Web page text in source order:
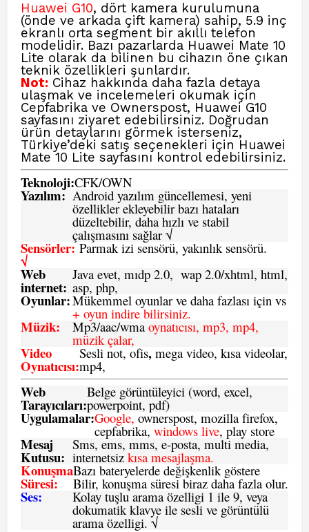
Huawei G10, dört kamera kurulumuna
(önde ve arkada çift kamera) sahip, 5.9 inç
ekranlı orta segment bir akıllı telefon
modelidir. Bazı pazarlarda Huawei Mate 10
Lite olarak da bilinen bu cihazın öne çıkan
teknik özellikleri şunlardır.
Not: Cihaz hakkında daha fazla detaya
ulaşmak ve incelemeleri okumak için
Cepfabrika ve Ownerspost, Huawei G10
sayfasını ziyaret edebilirsiniz. Doğrudan
ürün detaylarını görmek isterseniz,
Türkiye’deki satış seçenekleri için Huawei
Mate 10 Lite sayfasını kontrol edebilirsiniz.
Teknoloji:CFK/OWN
Yazılım: Android yazılım güncellemesi, yeni
özellikler ekleyebilir bazı hataları
düzeltebilir, daha hızlı ve stabil
çalışmasını sağlar √
Sensörler:
√
Parmak izi sensörü, yakınlık sensörü.
Web
internet:
Java evet, mıdp 2.0, wap 2.0/xhtml, html,
asp, php,
Oyunlar:Mükemmel oyunlar ve daha fazlası için vs
+ oyun indire bilirsiniz.
Müzik: Mp3/aac/wmaoynatıcısı, mp3, mp4,
müzik çalar,
Video
Oynatıcısı:
Sesli not, ofis, mega video, kısa videolar,
mp4,
Web
Tarayıcıları:
Belge görüntüleyici (word, excel,
powerpoint, pdf)
Uygulamalar:Google, ownerspost, mozilla firefox,
cepfabrika, windows live, play store
Mesaj
Kutusu:
Sms, ems, mms, e-posta, multi media,
internetsiz kısa mesajlaşma.
Konuşma
Süresi:
Bazı bateryelerde değişkenlik göstere
Bilir, konuşma süresi biraz daha fazla olur.
Ses: Kolay tuşlu arama özelligi 1 ile 9, veya
dokumatik klavye ile sesli ve görüntülü
arama özelligi. √